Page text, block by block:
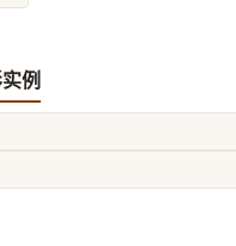
例